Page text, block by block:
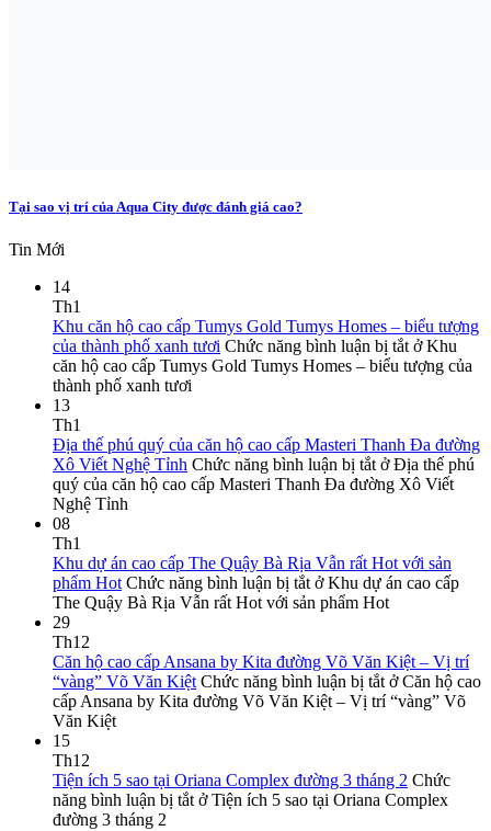
Tại sao vị trí của Aqua City được đánh giá cao?
Tin Mới
14
Th1
Khu căn hộ cao cấp Tumys Gold Tumys Homes – biểu tượng
của thành phố xanh tươi Chức năng bình luận bị tắt ở Khu
căn hộ cao cấp Tumys Gold Tumys Homes – biểu tượng của
thành phố xanh tươi
13
Th1
Địa thế phú quý của căn hộ cao cấp Masteri Thanh Đa đường
Xô Viết Nghệ Tỉnh Chức năng bình luận bị tắt ở Địa thế phú
quý của căn hộ cao cấp Masteri Thanh Đa đường Xô Viết
Nghệ Tỉnh
08
Th1
Khu dự án cao cấp The Quậy Bà Rịa Vẫn rất Hot với sản
phẩm Hot Chức năng bình luận bị tắt ở Khu dự án cao cấp
The Quậy Bà Rịa Vẫn rất Hot với sản phẩm Hot
29
Th12
Căn hộ cao cấp Ansana by Kita đường Võ Văn Kiệt – Vị trí
“vàng” Võ Văn Kiệt Chức năng bình luận bị tắt ở Căn hộ cao
cấp Ansana by Kita đường Võ Văn Kiệt – Vị trí “vàng” Võ
Văn Kiệt
15
Th12
Tiện ích 5 sao tại Oriana Complex đường 3 tháng 2 Chức
năng bình luận bị tắt ở Tiện ích 5 sao tại Oriana Complex
đường 3 tháng 2